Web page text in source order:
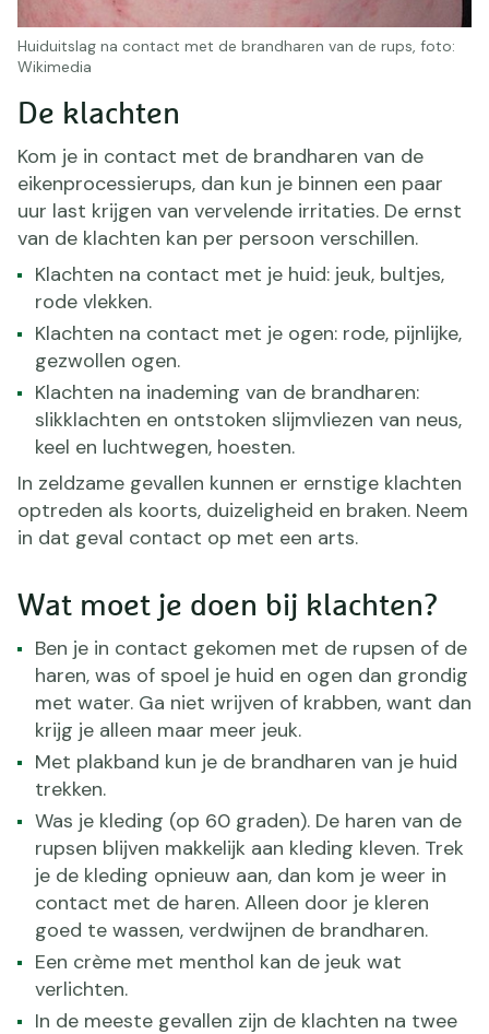
De klachten
Kom je in contact met de brandharen van de
eikenprocessierups, dan kun je binnen een paar
uur last krijgen van vervelende irritaties. De ernst
van de klachten kan per persoon verschillen.
Klachten na contact met je huid: jeuk, bultjes,
rode vlekken.
Klachten na contact met je ogen: rode, pijnlijke,
gezwollen ogen.
Klachten na inademing van de brandharen:
slikklachten en ontstoken slijmvliezen van neus,
keel en luchtwegen, hoesten.
In zeldzame gevallen kunnen er ernstige klachten
optreden als koorts, duizeligheid en braken. Neem
in dat geval contact op met een arts.
Huiduitslag na contact met de brandharen van de rups, foto:
Wikimedia
Wat moet je doen bij klachten?
Ben je in contact gekomen met de rupsen of de
haren, was of spoel je huid en ogen dan grondig
met water. Ga niet wrijven of krabben, want dan
krijg je alleen maar meer jeuk.
Met plakband kun je de brandharen van je huid
trekken.
Was je kleding (op 60 graden). De haren van de
rupsen blijven makkelijk aan kleding kleven. Trek
je de kleding opnieuw aan, dan kom je weer in
contact met de haren. Alleen door je kleren
goed te wassen, verdwijnen de brandharen.
Een crème met menthol kan de jeuk wat
verlichten.
In de meeste gevallen zijn de klachten na twee